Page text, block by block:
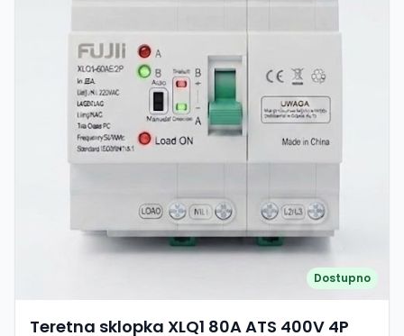
Dostupno
Teretna sklopka XLQ1 80A ATS 400V 4P